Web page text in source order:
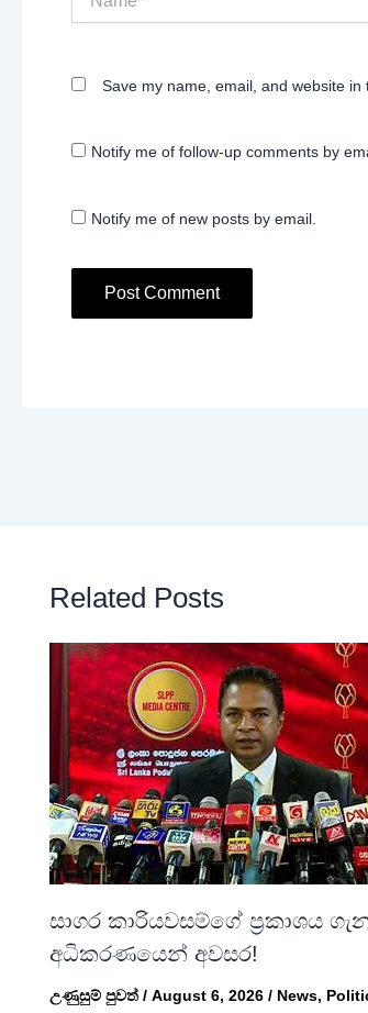
Save my name, email, and website
Notify me of follow-up comments by
Notify me of new posts by email.
Related Posts
සාගර කාරියවසම්ගේ ප්‍රකාශය
අධිකරණයෙන් අවසර!
උණුසුම් පුවත් / August 6, 2026 / News,